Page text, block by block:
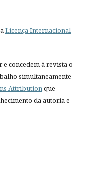
Licença Internacional
concedem à revista o
simultaneamente
Attributionque
da autoria e